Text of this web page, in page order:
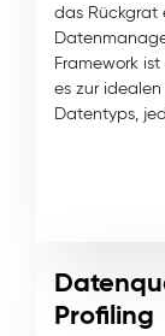
das Rückgrat
Framework
es zur
Datentyps,
Profiling